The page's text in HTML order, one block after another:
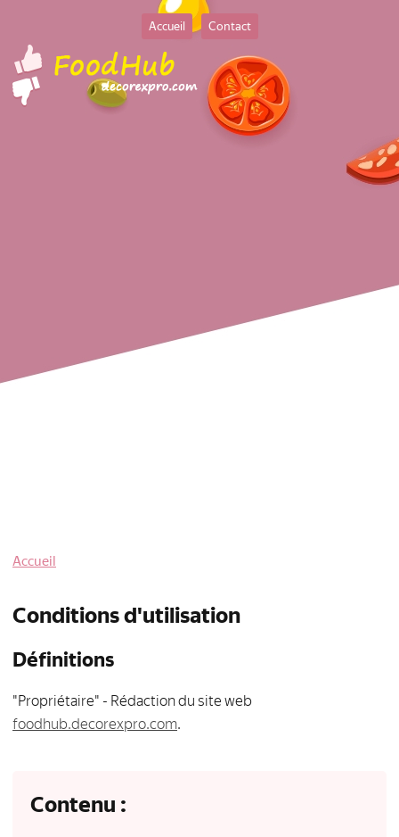
Accueil Contact
Accueil
Conditions d'utilisation
Définitions
"Propriétaire" - Rédaction du site web
foodhub.decorexpro.com.
Contenu :